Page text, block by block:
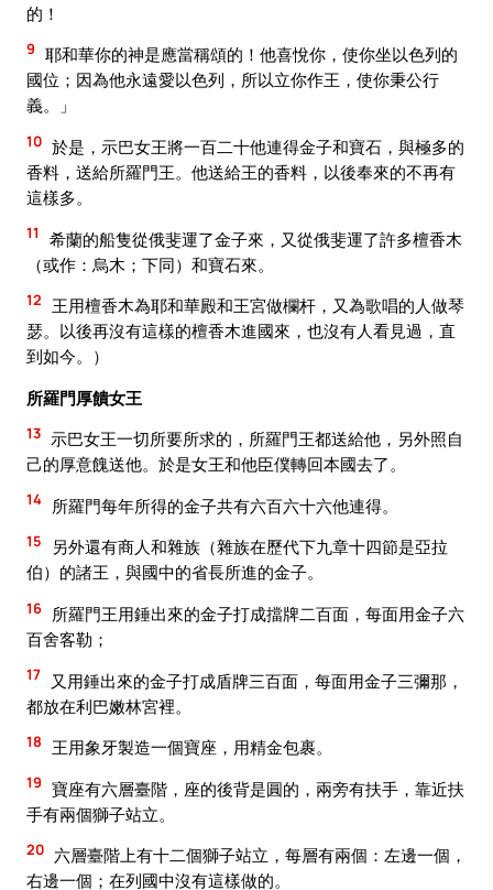
的！
9 耶和華你的神是應當稱頌的！他喜悅你，使你坐以色列的
國位；因為他永遠愛以色列，所以立你作王，使你秉公行
義。」
10 於是，示巴女王將一百二十他連得金子和寶石，與極多的
香料，送給所羅門王。他送給王的香料，以後奉來的不再有
這樣多。
11
希蘭的船隻從俄斐運了金子來，又從俄斐運了許多檀香木
（或作：烏木；下同）和寶石來。
12 王用檀香木為耶和華殿和王宮做欄杆，又為歌唱的人做琴
瑟。以後再沒有這樣的檀香木進國來，也沒有人看見過，直
到如今。）
所羅門厚饋女王
13 示巴女王一切所要所求的，所羅門王都送給他，另外照自
己的厚意餽送他。於是女王和他臣僕轉回本國去了。
14 所羅門每年所得的金子共有六百六十六他連得。
15
另外還有商人和雜族（雜族在歷代下九章十四節是亞拉
伯）的諸王，與國中的省長所進的金子。
16 所羅門王用錘出來的金子打成擋牌二百面，每面用金子六
百舍客勒；
17
又用錘出來的金子打成盾牌三百面，每面用金子三彌那，
都放在利巴嫩林宮裡。
18 王用象牙製造一個寶座，用精金包裹。
19 寶座有六層臺階，座的後背是圓的，兩旁有扶手，靠近扶
手有兩個獅子站立。
20 六層臺階上有十二個獅子站立，每層有兩個：左邊一個，
右邊一個；在列國中沒有這樣做的。